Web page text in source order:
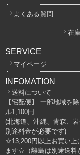
よくある質問
在
SERVICE
マイページ
INFOMATION
送料について
【宅配便】 一部地域を
ル1,100円
(北海道、沖縄、青森、
別途料金が必要です)
☆13,200円以上お買い上
ます☆（離島は別途送料